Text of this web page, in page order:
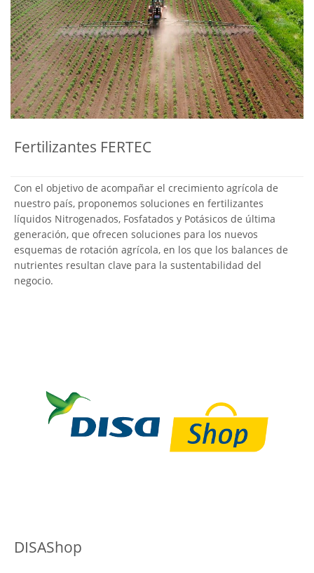
Fertilizantes FERTEC
Con el objetivo de acompañar el crecimiento agrícola de
nuestro país, proponemos soluciones en fertilizantes
líquidos Nitrogenados, Fosfatados y Potásicos de última
generación, que ofrecen soluciones para los nuevos
esquemas de rotación agrícola, en los que los balances de
nutrientes resultan clave para la sustentabilidad del
negocio.
DISAShop